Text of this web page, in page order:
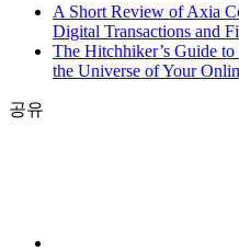
A Short Review of Axia
Digital Transactions and
The Hitchhiker’s Guide
the Universe of Your
공유